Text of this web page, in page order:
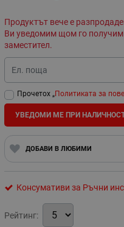
Продуктът вече е
Ви уведомим щом го
заместител.
Ел. поща
Прочетох „Политиката за
УВЕДОМИ МЕ ПРИ
ДОБАВИ В ЛЮБИМИ
Консумативи за Ръчни
Рейтинг: